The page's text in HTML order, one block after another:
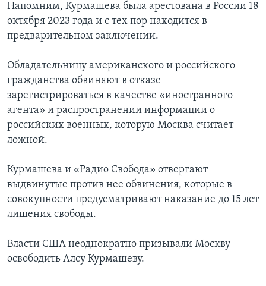
Напомним, Курмашева была арестована в России 18
октября 2023 года и с тех пор находится в
предварительном заключении.
Обладательницу американского и российского
гражданства обвиняют в отказе
зарегистрироваться в качестве «иностранного
агента» и распространении информации о
российских военных, которую Москва считает
ложной.
Курмашева и «Радио Свобода» отвергают
выдвинутые против нее обвинения, которые в
совокупности предусматривают наказание до 15 лет
лишения свободы.
Власти США неоднократно призывали Москву
освободить Алсу Курмашеву.